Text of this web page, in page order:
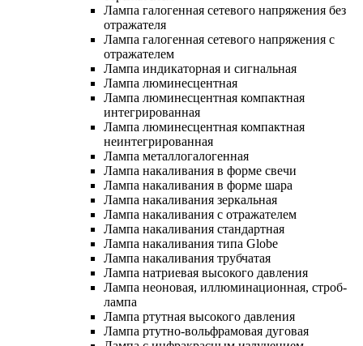
Лампа галогенная сетевого напряжения без
отражателя
Лампа галогенная сетевого напряжения с
отражателем
Лампа индикаторная и сигнальная
Лампа люминесцентная
Лампа люминесцентная компактная
интегрированная
Лампа люминесцентная компактная
неинтегрированная
Лампа металлогалогенная
Лампа накаливания в форме свечи
Лампа накаливания в форме шара
Лампа накаливания зеркальная
Лампа накаливания с отражателем
Лампа накаливания стандартная
Лампа накаливания типа Globe
Лампа накаливания трубчатая
Лампа натриевая высокого давления
Лампа неоновая, иллюминационная, строб-
лампа
Лампа ртутная высокого давления
Лампа ртутно-вольфрамовая дуговая